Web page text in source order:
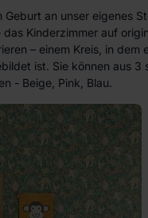
Geburt an unser eigenes
Kinderzimmer auf
– einem Kreis, in dem
ist. Sie können aus 3
- Beige, Pink, Blau.